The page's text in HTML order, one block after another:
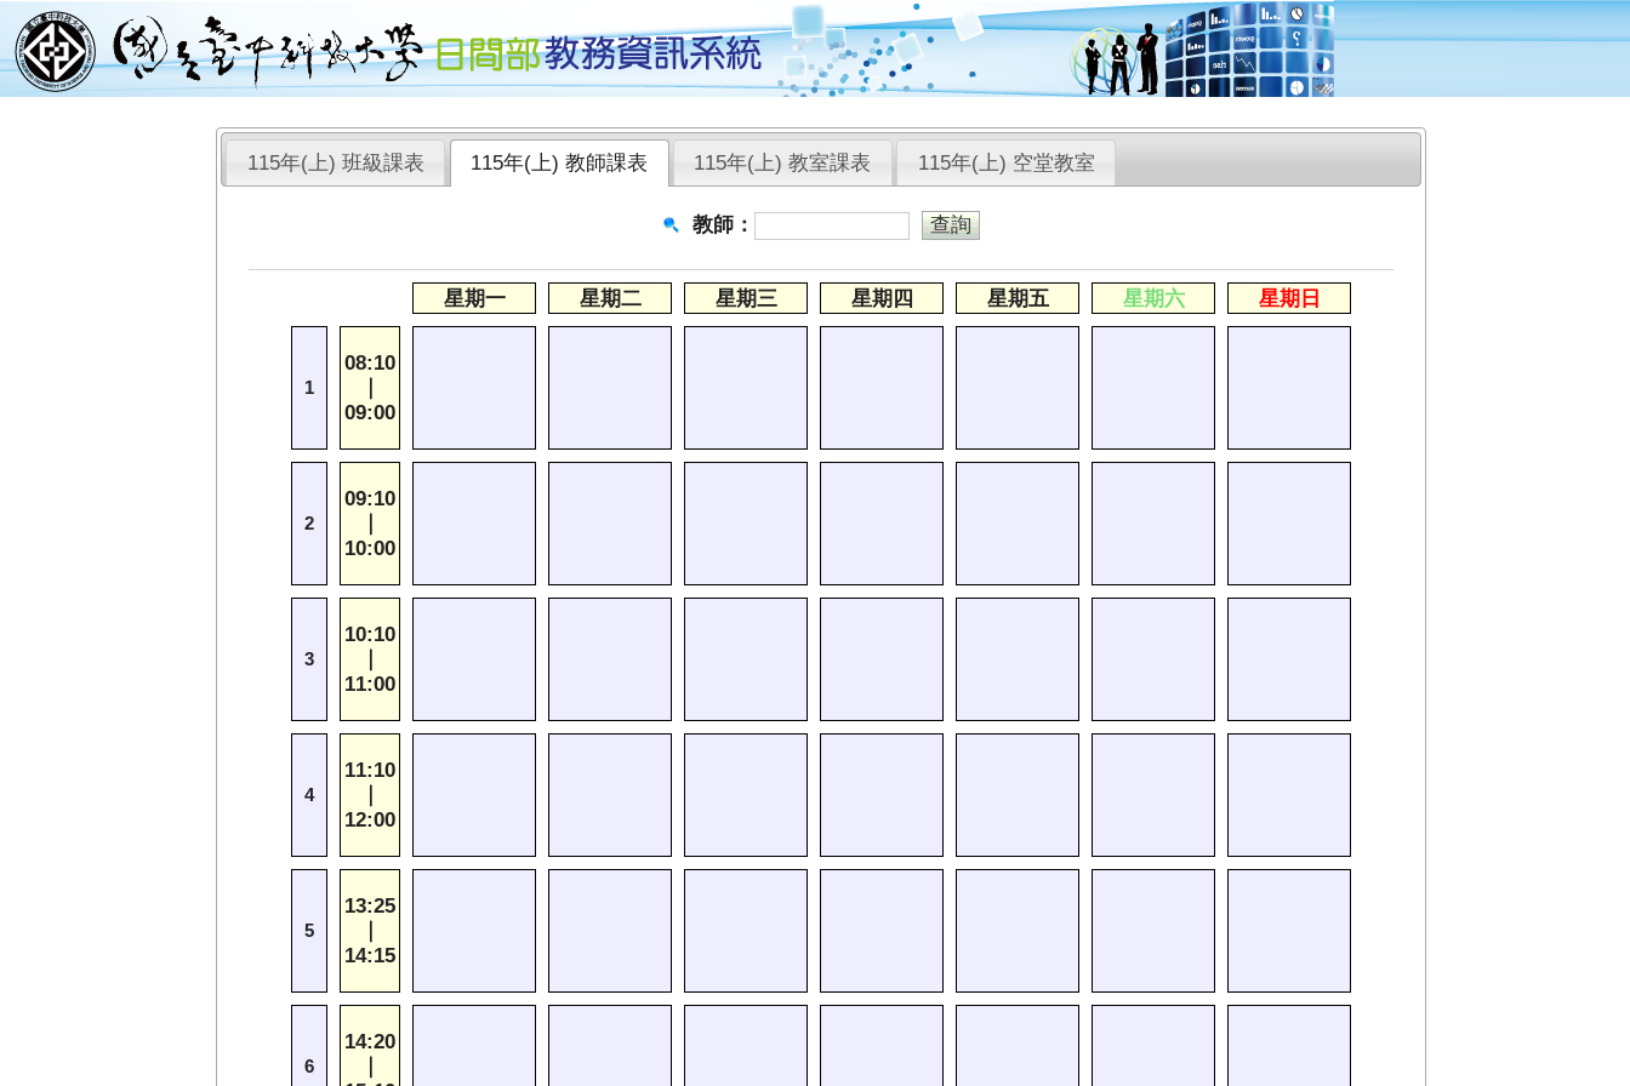
115年(上) 班級課表 115年(上) 教師課表 115年(上) 教室課表 115年(上) 空堂教室
教師：
星期一 星期二 星期三 星期四 星期五 星期六 星期日
1
08:10
09:00
2
09:10
10:00
3
10:10
11:00
4
11:10
12:00
5
13:25
14:15
6
14:20